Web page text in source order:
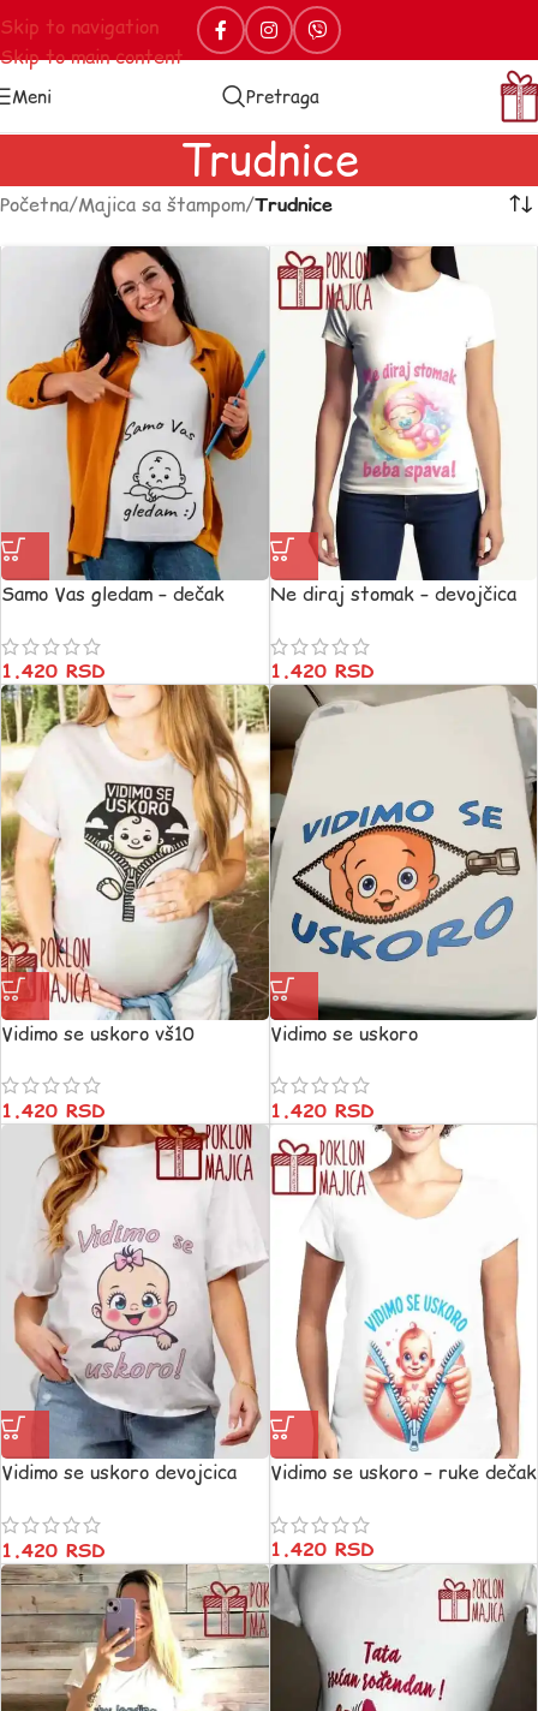
Skip to navigation
Skip to main content
Meni Pretraga
Trudnice
Početna/Majica sa štampom/Trudnice
Samo Vas gledam – dečak
1.420 RSD
Ne diraj stomak – devojčica
1.420 RSD
Vidimo se uskoro vš10
1.420 RSD
Vidimo se uskoro
1.420 RSD
Vidimo se uskoro devojcica
1.420 RSD
Vidimo se uskoro – ruke dečak
1.420 RSD